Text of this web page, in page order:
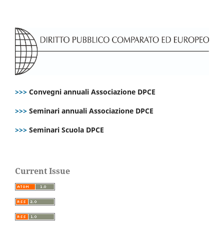
>>> Convegni annuali Associazione DPCE
>>> Seminari annuali Associazione DPCE
>>> Seminari Scuola DPCE
Current Issue